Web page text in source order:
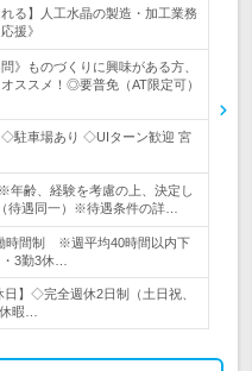
る】人工水晶の製造・加工業務
援》
》ものづくりに興味がある方、
ススメ！◎要普免（AT限定可）
駐車場あり ◇UIターン歓迎 宮
年齢、経験を考慮の上、決定し
待遇同一）※待遇条件の詳…
時間制 ※週平均40時間以内下
3勤3休…
◇完全週休2日制（土日祝、
暇…